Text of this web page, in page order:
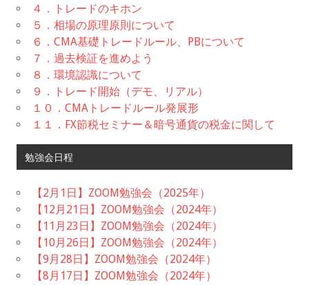
４．トレードのキホン
５．相場の原理原則について
６．CMA基礎トレードルール、PBについて
７．過去検証を進めよう
８．環境認識について
９．トレード開始（デモ、リアル）
１０．CMAトレードルール発展形
１１．FX節税セミナー＆暗号通貨の税金に関して
勉強会日程
【2月1日】ZOOM勉強会（2025年）
【12月21日】ZOOM勉強会（2024年）
【11月23日】ZOOM勉強会（2024年）
【10月26日】ZOOM勉強会（2024年）
【9月28日】ZOOM勉強会（2024年）
【8月17日】ZOOM勉強会（2024年）